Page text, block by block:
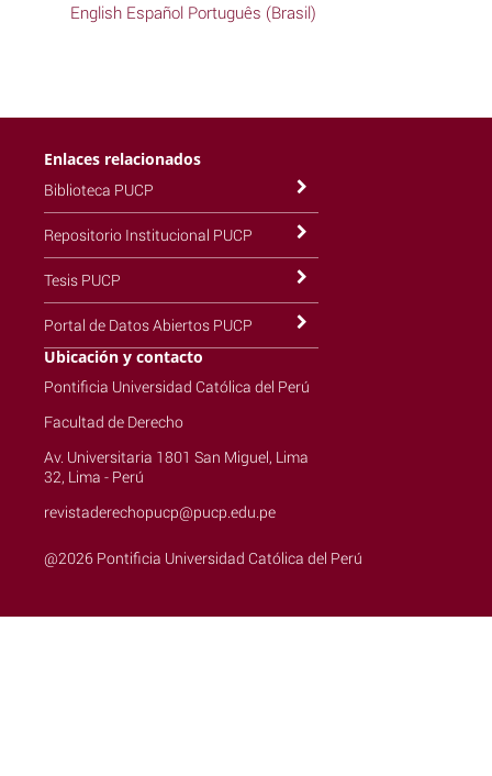
English Español Português (Brasil)
Enlaces relacionados
Biblioteca PUCP
Repositorio Institucional PUCP
Tesis PUCP
Portal de Datos Abiertos PUCP
Ubicación y contacto
Pontificia Universidad Católica del Perú
Facultad de Derecho
Av. Universitaria 1801 San Miguel, Lima
32, Lima - Perú
revistaderechopucp@pucp.edu.pe
@2026 Pontificia Universidad Católica del Perú